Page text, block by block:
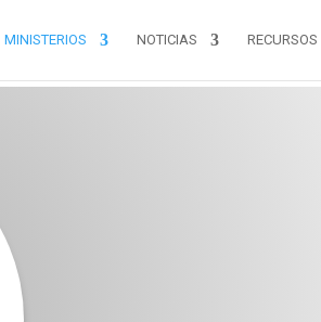
MINISTERIOS NOTICIAS RECURSOS